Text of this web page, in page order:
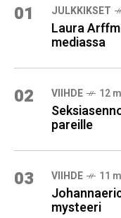
01 JULKKIKSET
Laura
mediassa
02 VIIHDE 12
pareille
03 VIIHDE 11
mysteeri